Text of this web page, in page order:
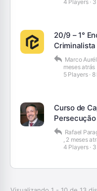
4 Players ·
20/9 – 1°
Criminalista
Marco
meses atrás
5 Players · 8
Curso de
Persecução
Rafael
, 2 meses
4 Players ·